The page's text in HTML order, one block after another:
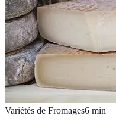
Variétés de Fromages6 min